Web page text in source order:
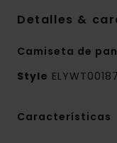
Detalles &
Camiseta de
Style ELYWT00187
Características